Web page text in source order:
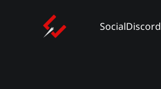
SocialDiscord